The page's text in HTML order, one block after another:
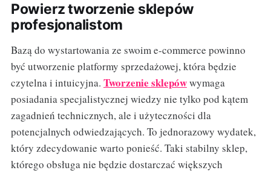
Powierz tworzenie sklepów
profesjonalistom
Bazą do wystartowania ze swoim e-commerce powinno
być utworzenie platformy sprzedażowej, która będzie
czytelna i intuicyjna. Tworzenie sklepówwymaga
posiadania specjalistycznej wiedzy nie tylko pod kątem
zagadnień technicznych, ale i użyteczności dla
potencjalnych odwiedzających. To jednorazowy wydatek,
który zdecydowanie warto ponieść. Taki stabilny sklep,
którego obsługa nie będzie dostarczać większych